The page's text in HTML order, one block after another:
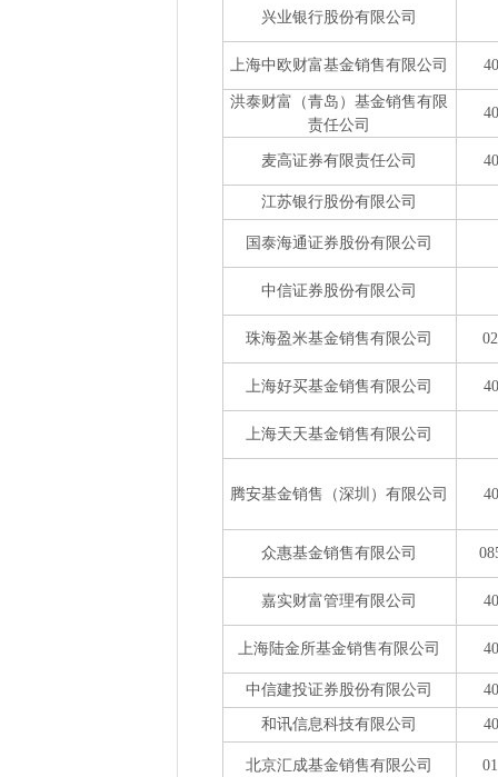
兴业银行股份有限公司
上海中欧财富基金销售有限公司
洪泰财富（青岛）基金销售有限
责任公司
麦高证券有限责任公司
江苏银行股份有限公司
国泰海通证券股份有限公司
中信证券股份有限公司
珠海盈米基金销售有限公司
上海好买基金销售有限公司
上海天天基金销售有限公司
腾安基金销售（深圳）有限公司
众惠基金销售有限公司
嘉实财富管理有限公司
上海陆金所基金销售有限公司
中信建投证券股份有限公司
和讯信息科技有限公司
北京汇成基金销售有限公司